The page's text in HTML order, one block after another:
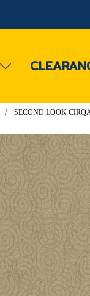
SECOND LOOK